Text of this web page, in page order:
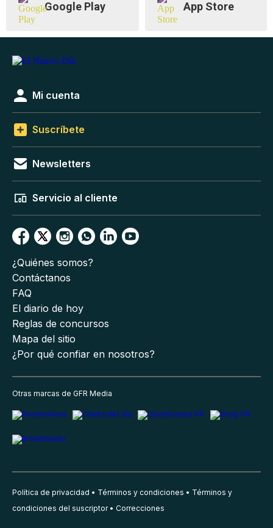
Google Play App Store
Mi cuenta
Suscríbete
Newsletters
Servicio al cliente
¿Quiénes somos?
Contáctanos
FAQ
El diario de hoy
Reglas de concursos
Mapa del sitio
¿Por qué confiar en nosotros?
Otras marcas de GFR Media
Política de privacidad Términos y condiciones
Términos y
condiciones del suscriptor
Correcciones